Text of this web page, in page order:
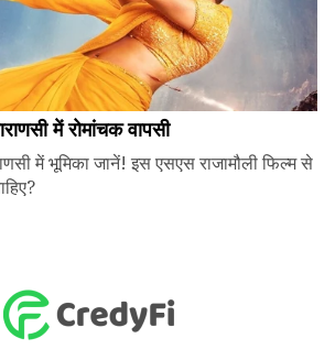
में रोमांचक वापसी
में भूमिका जानें! इस एसएस राजामौली फिल्म से